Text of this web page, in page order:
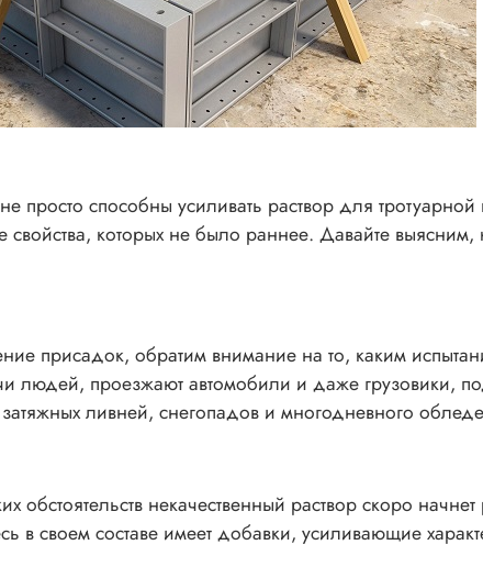
просто способны усиливать раствор для
которых не было раннее. Давайте
присадок, обратим внимание на то, каким
людей, проезжают автомобили и даже грузовики,
ливней, снегопадов и многодневного
обстоятельств некачественный раствор скоро
в своем составе имеет добавки, усиливающие